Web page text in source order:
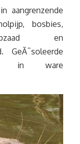
aangrenzende
bosbies,
en
GeÃ¯soleerde
in ware